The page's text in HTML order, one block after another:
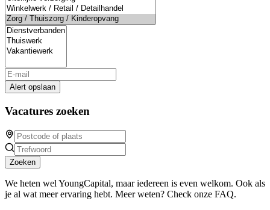
Alert opslaan
Vacatures zoeken
Zoeken
We heten wel YoungCapital, maar iedereen is even welkom. Ook als
je al wat meer ervaring hebt. Meer weten? Check onze FAQ.